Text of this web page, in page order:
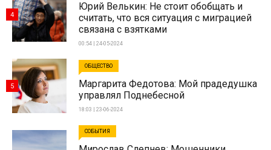
Юрий Велькин: Не стоит обобщать и
считать, что вся ситуация с миграцией
связана с взятками
00:54 | 24-05-2024
4
ОБЩЕСТВО
Маргарита Федотова: Мой прадедушка
управлял Поднебесной
18:03 | 23-06-2024
5
СОБЫТИЯ